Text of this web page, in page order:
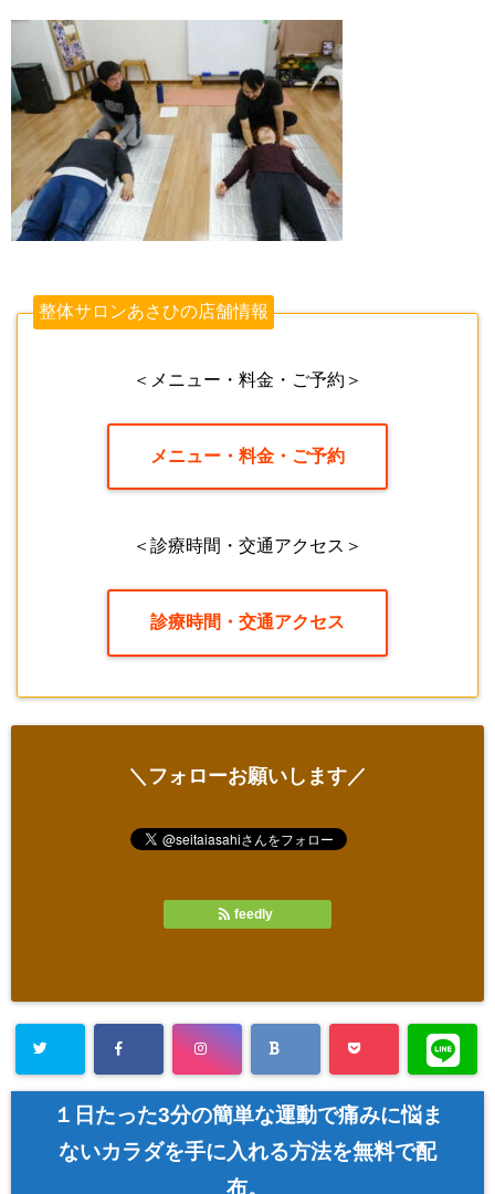
整体サロンあさひの店舗情報
＜メニュー・料金・ご予約＞
メニュー・料金・ご予約
＜診療時間・交通アクセス＞
診療時間・交通アクセス
＼フォローお願いします／
feedly
１日たった3分の簡単な運動で痛みに悩ま
ないカラダを手に入れる方法を無料で配
布。